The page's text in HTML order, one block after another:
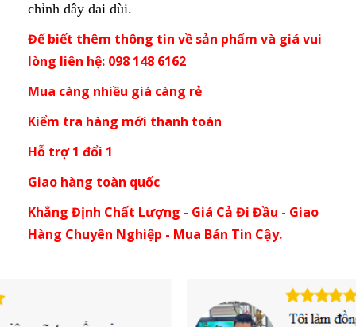
chỉnh dây đai đùi.
Để biết thêm thông tin về sản phẩm và giá vui
lòng liên hệ: 098 148 6162
Mua càng nhiều giá càng rẻ
Kiểm tra hàng mới thanh toán
Hỗ trợ 1 đổi 1
Giao hàng toàn quốc
Khẳng Định Chất Lượng - Giá Cả Đi Đầu - Giao
Hàng Chuyên Nghiệp - Mua Bán Tin Cậy.